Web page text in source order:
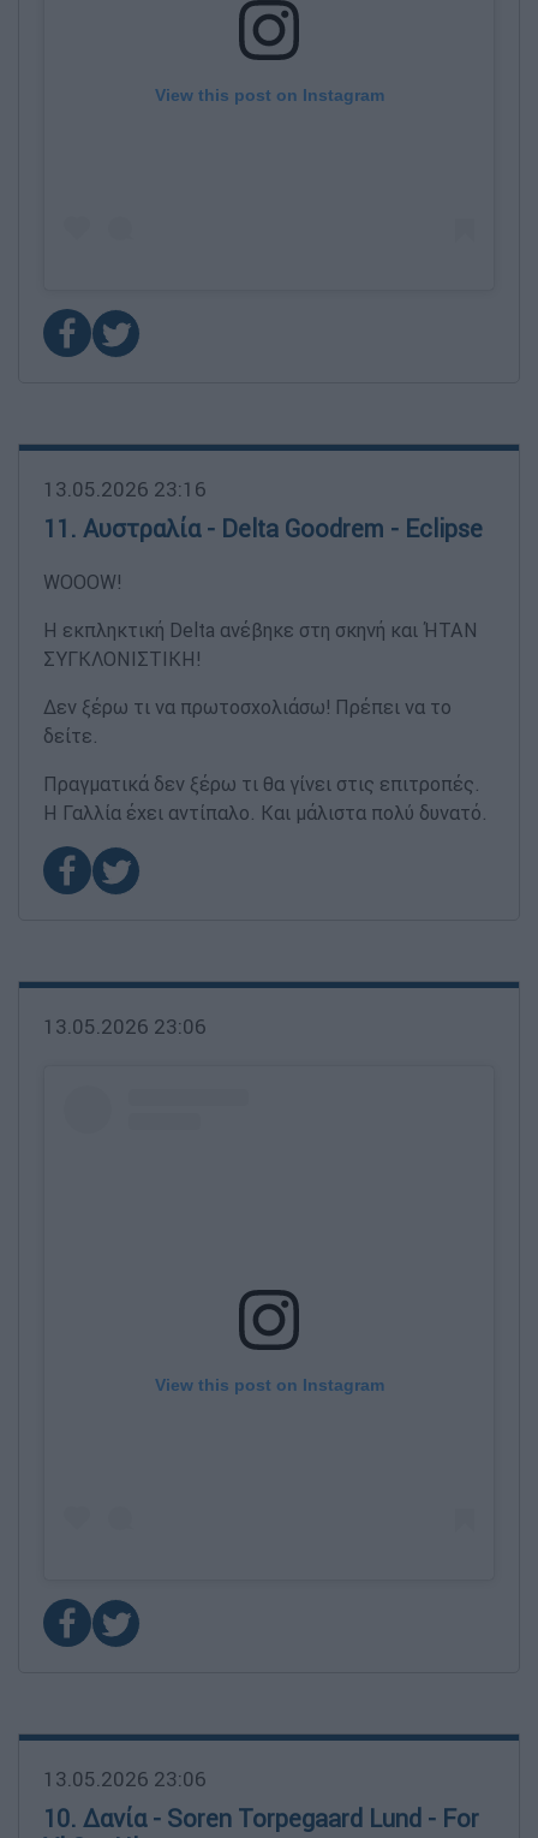
View this post on Instagram
13.05.2026 23:16
11. Αυστραλία - Delta Goodrem - Eclipse
WOOOW!
Η εκπληκτική Delta ανέβηκε στη σκηνή και ΉΤΑΝ
ΣΥΓΚΛΟΝΙΣΤΙΚΗ!
Δεν ξέρω τι να πρωτοσχολιάσω! Πρέπει να το
δείτε.
Πραγματικά δεν ξέρω τι θα γίνει στις επιτροπές.
Η Γαλλία έχει αντίπαλο. Και μάλιστα πολύ δυνατό.
13.05.2026 23:06
View this post on Instagram
13.05.2026 23:06
10. Δανία - Soren Torpegaard Lund - For